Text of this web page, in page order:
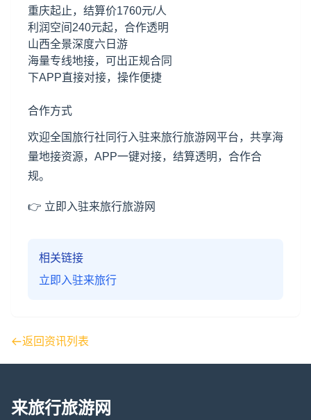
重庆起止，结算价1760元/人
利润空间240元起，合作透明
山西全景深度六日游
海量专线地接，可出正规合同
下APP直接对接，操作便捷
合作方式
欢迎全国旅行社同行入驻来旅行旅游网平台，共享海
量地接资源，APP一键对接，结算透明，合作合
规。
👉 立即入驻来旅行旅游网
相关链接
立即入驻来旅行
返回资讯列表
来旅行旅游网